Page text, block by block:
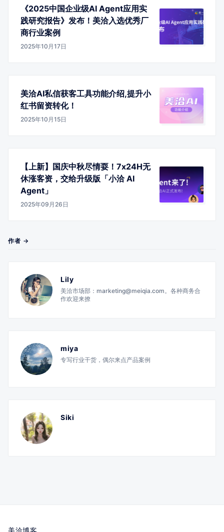
《2025中国企业级AI Agent应用实
践研究报告》发布！美洽入选优秀厂
商行业案例
2025年10月17日
美洽AI私信获客工具功能介绍,提升小
红书留资转化！
2025年10月15日
【上新】国庆中秋尽情耍！7x24H无
休涨客资，交给升级版「小洽 AI
Agent」
2025年09月26日
作者 →
Lily
美洽市场部：marketing@meiqia.com。各种商务合
作欢迎来撩
miya
专写行业干货，偶尔来点产品案例
Siki